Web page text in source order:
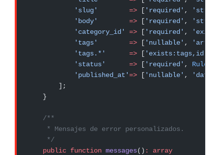
            'slug'
        =>
[ 'required' ,
            'body'
        =>
[ 'required' ,
            'category_id'
=> [ 'required' ,
            'tags'
        =>
[ 'nullable' , 'array'
            'tags.*'
      =>
[ 'exists:tags,id'
            'status'
      =>
[ 'required' , Rule
            'published_at'
=> [ 'nullable' , 'date'
        ];
    }
    /**
     * Mensajes de error personalizados.
     */
    public
function messages() :
array